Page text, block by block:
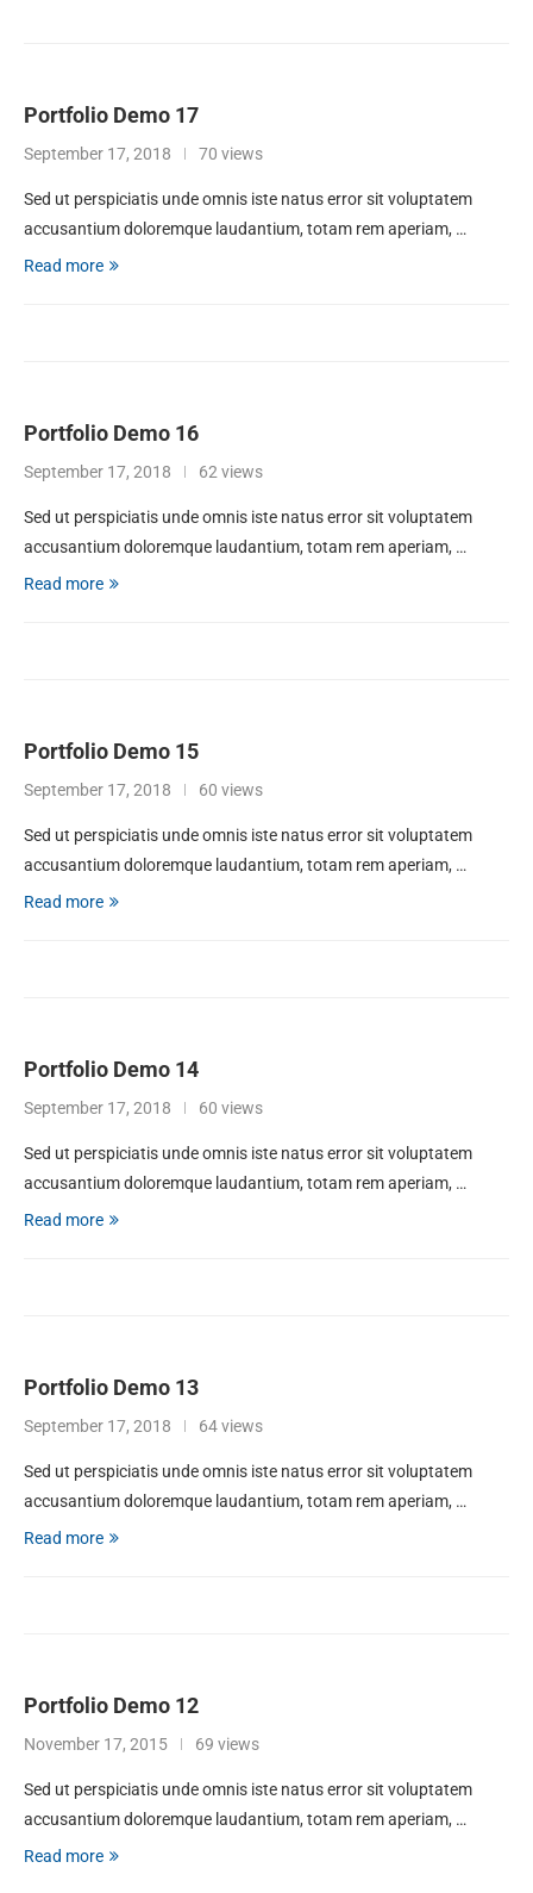
Portfolio Demo 17
September 17, 2018 70 views
Sed ut perspiciatis unde omnis iste natus error sit voluptatem
accusantium doloremque laudantium, totam rem aperiam, …
Read more
Portfolio Demo 16
September 17, 2018 62 views
Sed ut perspiciatis unde omnis iste natus error sit voluptatem
accusantium doloremque laudantium, totam rem aperiam, …
Read more
Portfolio Demo 15
September 17, 2018 60 views
Sed ut perspiciatis unde omnis iste natus error sit voluptatem
accusantium doloremque laudantium, totam rem aperiam, …
Read more
Portfolio Demo 14
September 17, 2018 60 views
Sed ut perspiciatis unde omnis iste natus error sit voluptatem
accusantium doloremque laudantium, totam rem aperiam, …
Read more
Portfolio Demo 13
September 17, 2018 64 views
Sed ut perspiciatis unde omnis iste natus error sit voluptatem
accusantium doloremque laudantium, totam rem aperiam, …
Read more
Portfolio Demo 12
November 17, 2015 69 views
Sed ut perspiciatis unde omnis iste natus error sit voluptatem
accusantium doloremque laudantium, totam rem aperiam, …
Read more